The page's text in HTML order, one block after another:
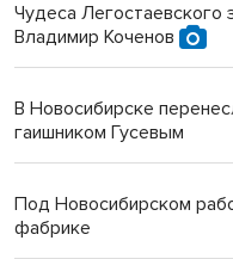
Чудеса Легостаевского
Владимир Коченов
В Новосибирске
гаишником Гусевым
Под Новосибирском
фабрике